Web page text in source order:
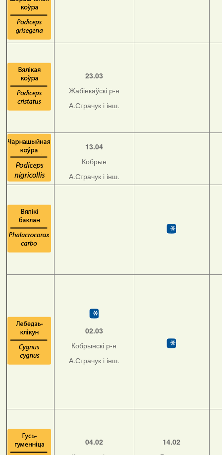
23.03
Жабінкаўскі р-н
А.Страчук і інш.
13.04
Кобрын
А.Страчук і інш.
02.03
Кобрынскі р-н
А.Страчук і інш.
04.02
14.02